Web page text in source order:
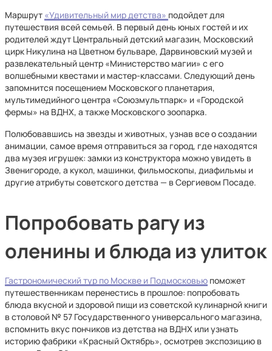
Маршрут «Удивительный мир детства» подойдет для
путешествия всей семьей. В первый день юных гостей и их
родителей ждут Центральный детский магазин, Московский
цирк Никулина на Цветном бульваре, Дарвиновский музей и
развлекательный центр «Министерство магии» с его
волшебными квестами и мастер-классами. Следующий день
запомнится посещением Московского планетария,
мультимедийного центра «Союзмультпарк» и «Городской
фермы» на ВДНХ, а также Московского зоопарка.
Полюбовавшись на звезды и животных, узнав все о создании
анимации, самое время отправиться за город, где находятся
два музея игрушек: замки из конструктора можно увидеть в
Звенигороде, а кукол, машинки, фильмоскопы, диафильмы и
другие атрибуты советского детства — в Сергиевом Посаде.
Попробовать рагу из
оленины и блюда из улиток
Гастрономический тур по Москве и Подмосковью поможет
путешественникам перенестись в прошлое: попробовать
блюда вкусной и здоровой пищи из советской кулинарной книги
в столовой № 57 Государственного универсального магазина,
вспомнить вкус пончиков из детства на ВДНХ или узнать
историю фабрики «Красный Октябрь», осмотрев экспозицию в